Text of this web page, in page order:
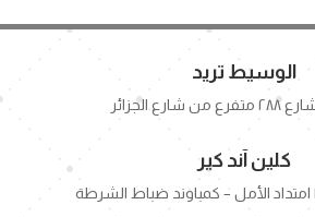
الوسيط تريد
كلين آند كير